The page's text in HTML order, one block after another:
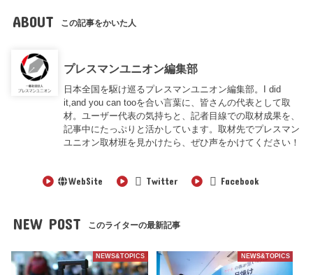
ABOUT この記事をかいた人
プレスマンユニオン編集部
日本全国を駆け巡るプレスマンユニオン編集部。I did
it,and you can tooを合い言葉に、皆さんの代表として取
材。ユーザー代表の気持ちと、記者目線での取材成果を、
記事中にたっぷりと活かしています。取材先でプレスマン
ユニオン取材班を見かけたら、ぜひ声をかけてください！
WebSite Twitter Facebook
NEW POST このライターの最新記事
NEWS&TOPICS NEWS&TOPICS